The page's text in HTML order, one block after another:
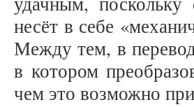
несёт в себе
Между тем, в
в котором
чем это возможно